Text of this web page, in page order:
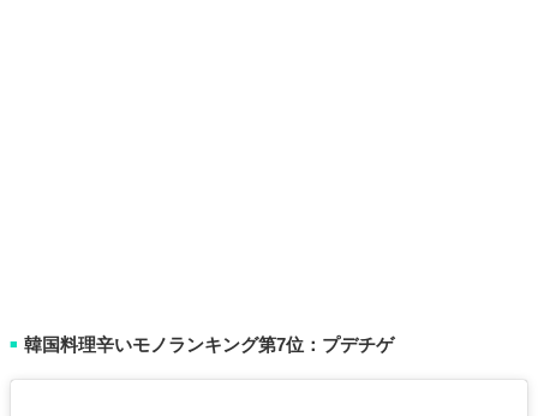
■ 韓国料理辛いモノランキング第7位：プデチゲ